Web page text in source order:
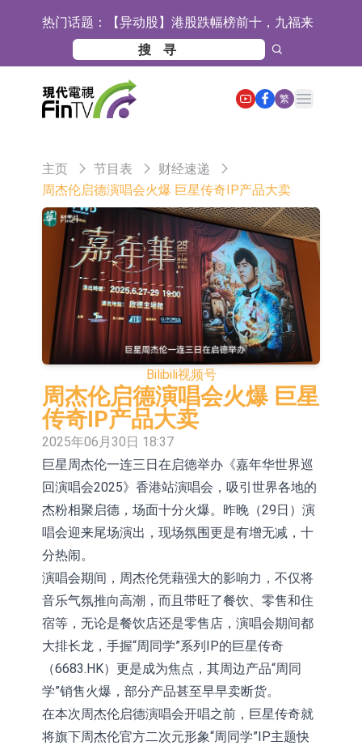
热门话题： 【异动股】港股跌幅榜前十，九福来
(08611.HK)跌21.43%，天瑞汽车内饰
(06162.HK)跌18.44%
【异动股】港股涨幅榜前十，佳明集
团控股(01271.HK)涨+78.22%，拿森
科技(02261.HK)涨+64.11%
斯迪克：公司为国内折叠屏核心功能
材料供应商
恒瑞医药：公司已在中国获批上市26
目标客户的测试认证
上期所：7月份对11个实际控制关系
账户组采取限制开仓的监管措施
特发服务：成功中标哔哩哔哩上海滨
江总部物业服务项目
亚太股份：公司是零跑汽车和
Stellantis集团的供应商
理工雷科面向边缘AI场景推出"山
海"系列智算模组 系列产品基于国产
CPU与GPU构建
【异动股】医疗研发外包板块拉升，
博腾股份(300363.CN)涨20.02%
日韩股市收盘双双下跌
依米康：海外交付以东南亚、中东市
场为主 并已取得欧美相关认证
上交所：财通多策略福鑫定期开放灵
活配置混合型发起式证券投资基金临
时停牌
上交所：景顺长城全球半导体芯片产
业股票型证券投资基金临时停牌
【异动股】港股跌幅榜前十，卡森国
际(00496.HK)跌22.40%，九福来
(08611.HK)跌21.01%
【异动股】港股涨幅榜前十，拿森科
技(02261.HK)涨+75.05%，辰兴发展
(02286.HK)涨+64.91%
神火股份：新疆神火铝水转化率已
100%
【异动股】焦炭Ⅲ板块下挫，陕西黑
猫(601015.CN)跌8.38%
浙江证监局对财通证券股份有限公司
采取出具警示函措施
山金国际：港股上市工作正常推进中
繁
Open main menu
主页 节目表
财经速递
周杰伦启德演唱会火爆 巨星传奇IP产品大卖
Bilibili视频号
周杰伦启德演唱会火爆 巨星
传奇IP产品大卖
2025年06月30日 18:37
巨星周杰伦一连三日在启德举办《嘉年华世界巡
回演唱会2025》香港站演唱会，吸引世界各地的
杰粉相聚启德，场面十分火爆。昨晚（29日）演
唱会迎来尾场演出，现场氛围更是有增无减，十
分热闹。
演唱会期间，周杰伦凭藉强大的影响力，不仅将
音乐气氛推向高潮，而且带旺了餐饮、零售和住
宿等，无论是餐饮店还是零售店，演唱会期间都
大排长龙，手握“周同学”系列IP的巨星传奇
（6683.HK）更是成为焦点，其周边产品“周同
学”销售火爆，部分产品甚至早早卖断货。
在本次周杰伦启德演唱会开唱之前，巨星传奇就
将旗下周杰伦官方二次元形象“周同学”IP主题快